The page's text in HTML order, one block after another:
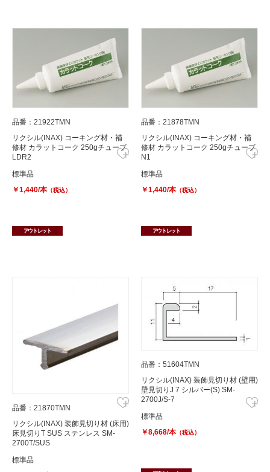
品番：21922TMN
リクシル(INAX) コーキング材・補
修材 カラットコーク 250gチューブ
LDR2
標準品
￥1,440/本 （税込）
アウトレット
品番：21878TMN
リクシル(INAX) コーキング材・補
修材 カラットコーク 250gチューブ
N1
標準品
￥1,440/本 （税込）
アウトレット
品番：21870TMN
リクシル(INAX) 装飾見切り材 (床用)
床見切りT SUS ステンレス SM-
2700T/SUS
標準品
品番：51604TMN
リクシル(INAX) 装飾見切り材 (壁用)
壁見切りJ 7 シルバー(S) SM-
2700J/S-7
標準品
￥8,668/本 （税込）